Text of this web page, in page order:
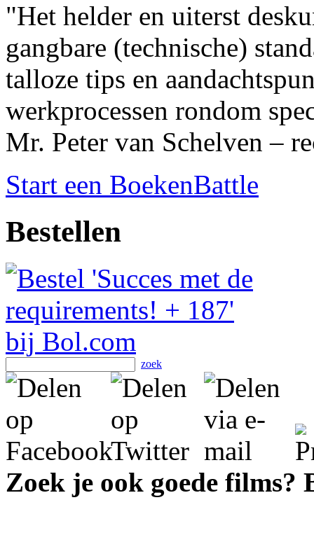
"Het helder en uiterst
gangbare (technische)
talloze tips en
werkprocessen rondom
Mr. Peter van Schelven –
Start een BoekenBattle
Bestellen
zoek
Zoek je ook goede films?